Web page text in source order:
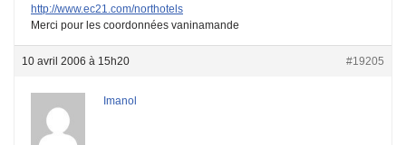
http://www.ec21.com/northotels
Merci pour les coordonnées vaninamande
10 avril 2006 à 15h20 #19205
Imanol